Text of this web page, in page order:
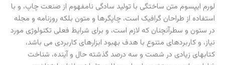
لورم ایپسوم متن ساختگی با تولید سادگی نامفهوم از صنعت چاپ، و با
استفاده از طراحان گرافیک است، چاپگرها و متون بلکه روزنامه و مجله
در ستون و سطرآنچنان که لازم است، و برای شرایط فعلی تکنولوژی مورد
نیاز، و کاربردهای متنوع با هدف بهبود ابزارهای کاربردی می باشد،
کتابهای زیادی در شصت و سه درصد گذشته حال و آینده، شناخت